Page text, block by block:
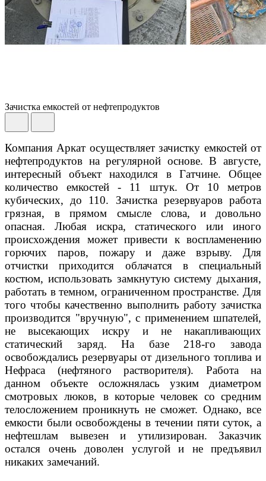
Зачистка емкостей от нефтепродуктов
Компания Аркат осуществляет зачистку емкостей от
нефтепродуктов на регулярной основе. В августе,
интересный объект находился в Гатчине. Общее
количество емкостей - 11 штук. От 10 метров
кубических, до 110. Зачистка резервуаров работа
грязная, в прямом смысле слова, и довольно
опасная. Любая искра, статического или иного
происхождения может привести к воспламенению
горючих паров, пожару и даже взрыву. Для
отчистки приходится облачатся в специальный
костюм, использовать замкнутую систему дыхания,
работать в темном, ограниченном пространстве. Для
того чтобы качественно выполнить работу зачистка
производится "вручную", с применением шпателей,
не высекающих искру и не накапливающих
статический заряд. На базе 218-го завода
освобождались резервуары от дизельного топлива и
Нефраса (нефтяного растворителя). Работа на
данном объекте осложнялась узким диаметром
смотровых люков, в которые человек со средним
телосложением проникнуть не сможет. Однако, все
емкости были освобождены в течении пяти суток, а
нефтешлам вывезен и утилизирован. Заказчик
остался очень доволен услугой и не предъявил
никаких замечаний.